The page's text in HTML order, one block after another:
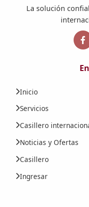
La solución
Inicio
Servicios
Casillero
Noticias y Ofertas
Casillero
Ingresar